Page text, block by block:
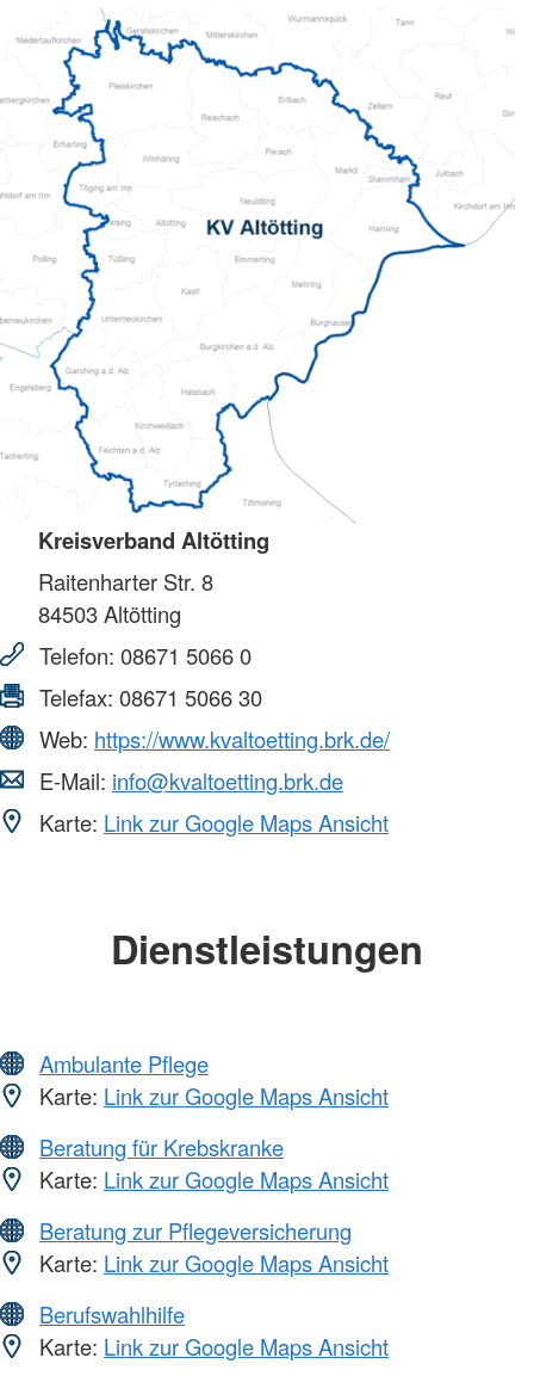
Kreisverband Altötting
Raitenharter Str. 8
84503Altötting
Telefon: 08671 5066 0
Telefax: 08671 5066 30
Web: https://www.kvaltoetting.brk.de/
E-Mail: info@kvaltoetting.brk.de
Karte: Link zur Google Maps Ansicht
Dienstleistungen
Ambulante Pflege
Karte: Link zur Google Maps Ansicht
Beratung für Krebskranke
Karte: Link zur Google Maps Ansicht
Beratung zur Pflegeversicherung
Karte: Link zur Google Maps Ansicht
Berufswahlhilfe
Karte: Link zur Google Maps Ansicht